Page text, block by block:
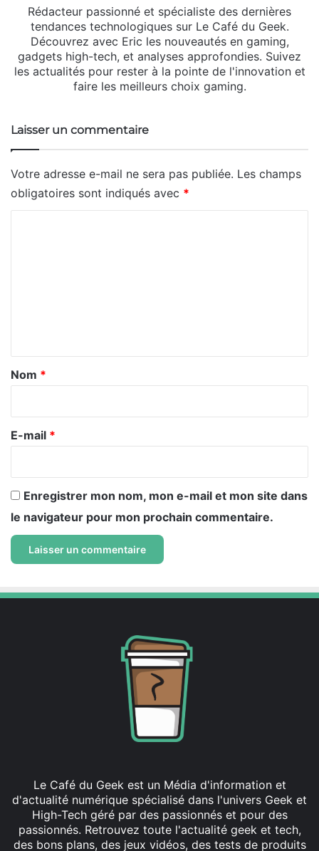
Rédacteur passionné et spécialiste des dernières
tendances technologiques sur Le Café du Geek.
Découvrez avec Eric les nouveautés en gaming,
gadgets high-tech, et analyses approfondies. Suivez
les actualités pour rester à la pointe de l'innovation et
faire les meilleurs choix gaming.
Laisser un commentaire
Votre adresse e-mail ne sera pas publiée. Les champs
obligatoires sont indiqués avec *
a
e
Nom *
E-mail *
Enregistrer mon nom, mon e-mail et mon site dans
le navigateur pour mon prochain commentaire.
Le Café du Geek est un Média d'information et
d'actualité numérique spécialisé dans l'univers Geek et
High-Tech géré par des passionnés et pour des
passionnés. Retrouvez toute l'actualité geek et tech,
des bons plans, des jeux vidéos, des tests de produits